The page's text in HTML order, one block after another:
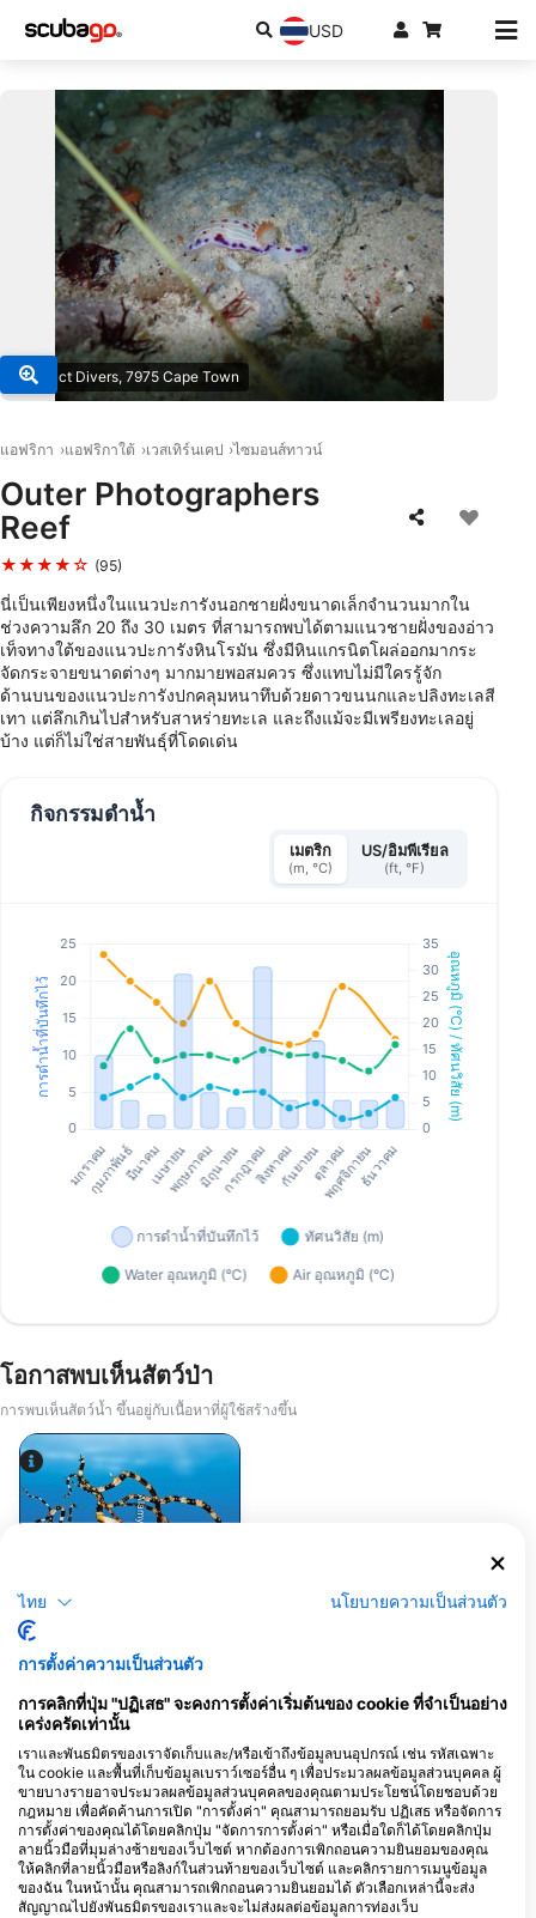
USD
© Impact Divers, 7975 Cape Town
แอฟริกา แอฟริกาใต้ เวสเทิร์นเคป ไซมอนส์ทาวน์
Outer Photographers
Reef
★★★★☆ (95)
นี่เป็นเพียงหนึ่งในแนวปะการังนอกชายฝั่งขนาดเล็กจำนวนมากใน
ช่วงความลึก 20 ถึง 30 เมตร ที่สามารถพบได้ตามแนวชายฝั่งของอ่าว
เท็จทางใต้ของแนวปะการังหินโรมัน ซึ่งมีหินแกรนิตโผล่ออกมากระ
จัดกระจายขนาดต่างๆ มากมายพอสมควร ซึ่งแทบไม่มีใครรู้จัก
ด้านบนของแนวปะการังปกคลุมหนาทึบด้วยดาวขนนกและปลิงทะเลสี
เทา แต่ลึกเกินไปสำหรับสาหร่ายทะเล และถึงแม้จะมีเพรียงทะเลอยู่
บ้าง แต่ก็ไม่ใช่สายพันธุ์ที่โดดเด่น
กิจกรรมดำน้ำ
เมตริก
(m, °C)
US/อิมพีเรียล
(ft, °F)
โอกาสพบเห็นสัตว์ป่า
การพบเห็นสัตว์น้ำ ขึ้นอยู่กับเนื้อหาที่ผู้ใช้สร้างขึ้น
Alamy/Reinhard Dirscherl
3การพบเห็น
J F M A M J J A S O N D
ศูนย์ดำน้ำที่ให้บริการ ณ จุดดำน้ำแห่งนี้
ไทย นโยบายความเป็นส่วนตัว
การตั้งค่าความเป็นส่วนตัว
การคลิกที่ปุ่ม "ปฏิเสธ" จะคงการตั้งค่าเริ่มต้นของ cookie ที่จำเป็นอย่าง
เคร่งครัดเท่านั้น
เราและพันธมิตรของเราจัดเก็บและ/หรือเข้าถึงข้อมูลบนอุปกรณ์ เช่น รหัสเฉพาะ
ใน cookie และพื้นที่เก็บข้อมูลเบราว์เซอร์อื่น ๆ เพื่อประมวลผลข้อมูลส่วนบุคคล ผู้
ขายบางรายอาจประมวลผลข้อมูลส่วนบุคคลของคุณตามประโยชน์โดยชอบด้วย
กฎหมาย เพื่อคัดค้านการเปิด "การตั้งค่า" คุณสามารถยอมรับ ปฏิเสธ หรือจัดการ
การตั้งค่าของคุณได้โดยคลิกปุ่ม "จัดการการตั้งค่า" หรือเมื่อใดก็ได้โดยคลิกปุ่ม
ลายนิ้วมือที่มุมล่างซ้ายของเว็บไซต์ หากต้องการเพิกถอนความยินยอมของคุณ
ให้คลิกที่ลายนิ้วมือหรือลิงก์ในส่วนท้ายของเว็บไซต์ และคลิกรายการเมนูข้อมูล
ของฉัน ในหน้านั้น คุณสามารถเพิกถอนความยินยอมได้ ตัวเลือกเหล่านี้จะส่ง
สัญญาณไปยังพันธมิตรของเราและจะไม่ส่งผลต่อข้อมูลการท่องเว็บ